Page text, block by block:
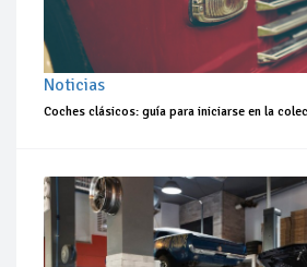
Noticias
Coches clásicos: guía para iniciarse en la